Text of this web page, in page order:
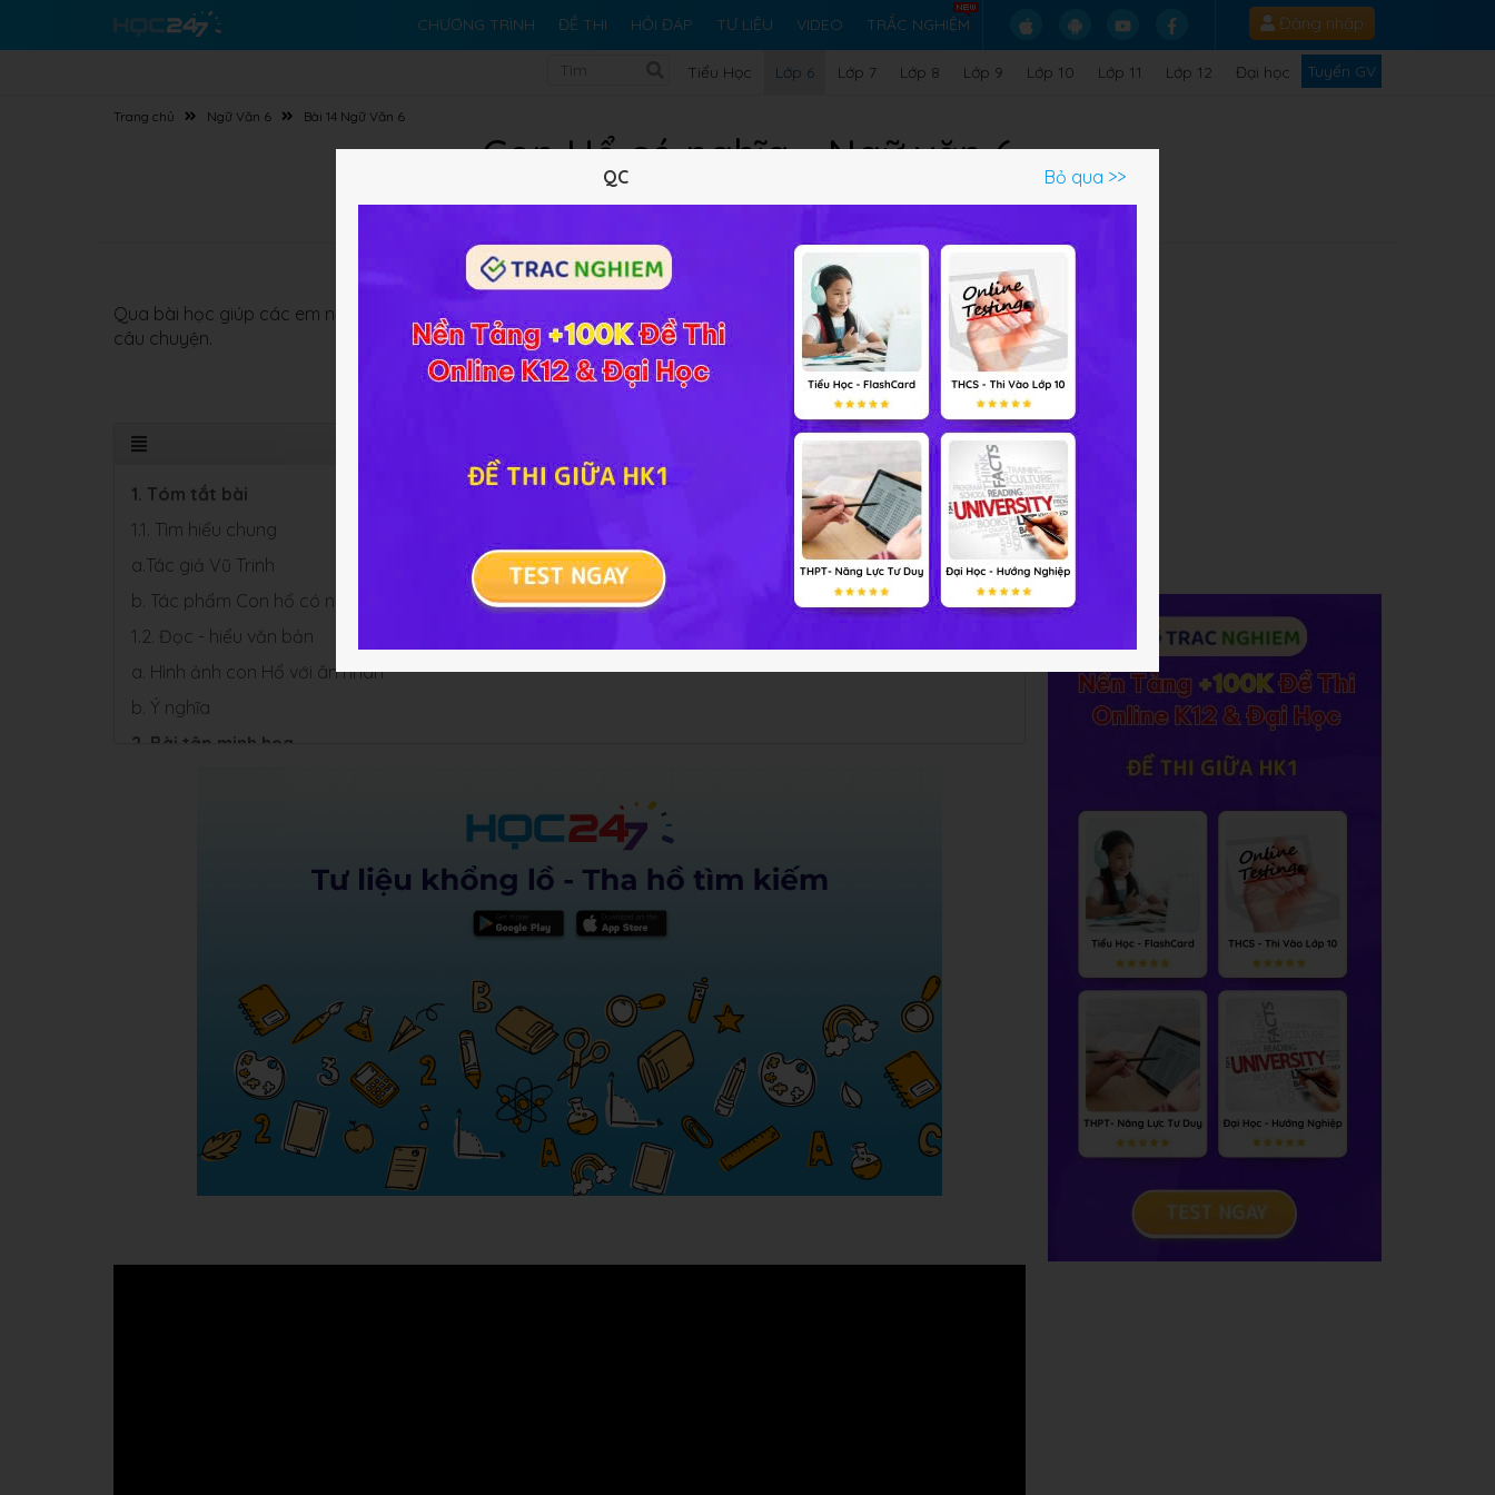
CHƯƠNG TRÌNH ĐỀ THI HỎI ĐÁP TƯ LIỆU VIDEO TRẮC NGHIỆM Đăng nhập
Tiểu Học Lớp 6 Lớp 7 Lớp 8 Lớp 9 Lớp 10 Lớp 11 Lớp 12 Đại học Tuyển GV
Trang chủ Ngữ Văn 6 Bài 14 Ngữ Văn 6
Con Hổ có nghĩa - Ngữ văn 6
Qua bài học giúp các em năm được nội dung và ý nghĩa truyện Con Hổ có nghĩa
. Rèn cách đọc và kể được
câu chuyện.
1. Tóm tắt bài
1.1. Tìm hiểu chung
a.Tác giả Vũ Trinh
b. Tác phẩm Con hổ có nghĩa
1.2. Đọc - hiểu văn bản
a. Hình ảnh con Hổ với ân nhân
b. Ý nghĩa
2. Bài tập minh họa
4. Một số bài văn mẫu về văn bản Con hổ có nghĩa
QC Bỏ qua >>